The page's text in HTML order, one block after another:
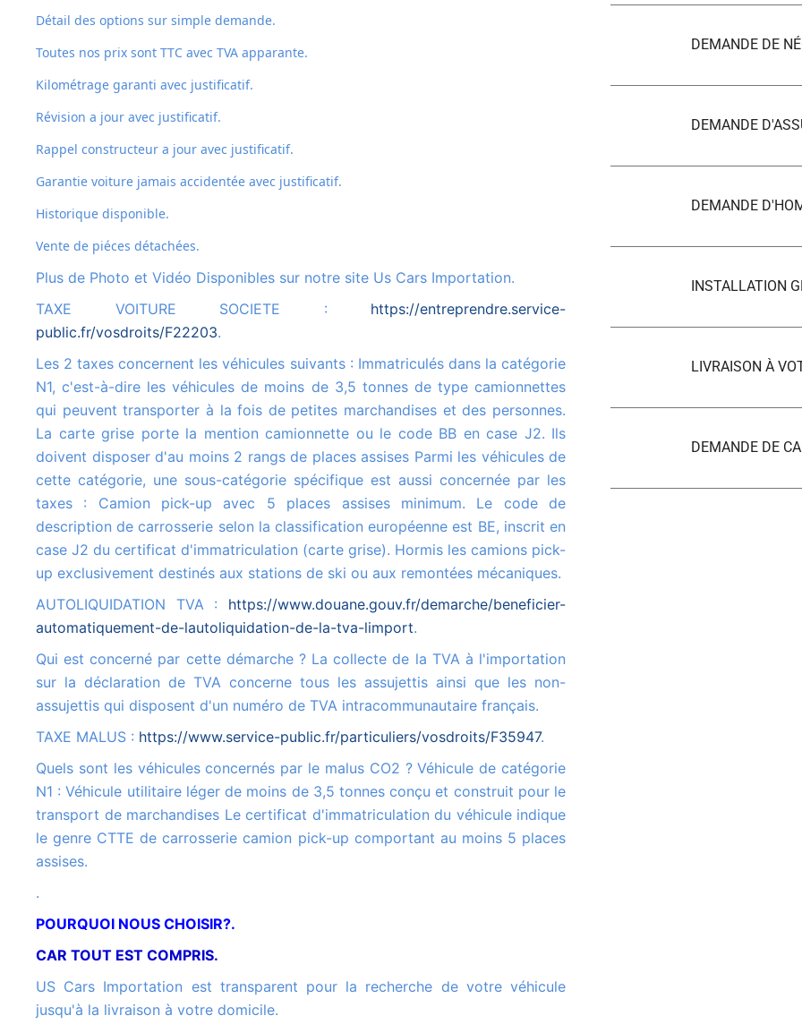
Détail des options sur simple demande.
Toutes nos prix sont TTC avec TVA apparante.
Kilométrage garanti avec justificatif.
Révision a jour avec justificatif.
Rappel constructeur a jour avec justificatif.
Garantie voiture jamais accidentée avec justificatif.
Historique disponible.
Vente de piéces détachées.
Plus de Photo et Vidéo Disponibles sur notre site Us Cars Importation.
TAXE VOITURE SOCIETE : https://entreprendre.service-
public.fr/vosdroits/F22203.
Les 2 taxes concernent les véhicules suivants : Immatriculés dans la catégorie
N1, c'est-à-dire les véhicules de moins de 3,5 tonnes de type camionnettes
qui peuvent transporter à la fois de petites marchandises et des personnes.
La carte grise porte la mention camionnette ou le code BB en case J2. Ils
doivent disposer d'au moins 2 rangs de places assises Parmi les véhicules de
cette catégorie, une sous-catégorie spécifique est aussi concernée par les
taxes : Camion pick-up avec 5 places assises minimum. Le code de
description de carrosserie selon la classification européenne est BE, inscrit en
case J2 du certificat d'immatriculation (carte grise). Hormis les camions pick-
up exclusivement destinés aux stations de ski ou aux remontées mécaniques.
AUTOLIQUIDATION TVA : https://www.douane.gouv.fr/demarche/beneficier-
automatiquement-de-lautoliquidation-de-la-tva-limport.
Qui est concerné par cette démarche ? La collecte de la TVA à l'importation
sur la déclaration de TVA concerne tous les assujettis ainsi que les non-
assujettis qui disposent d'un numéro de TVA intracommunautaire français.
TAXE MALUS : https://www.service-public.fr/particuliers/vosdroits/F35947.
Quels sont les véhicules concernés par le malus CO2 ? Véhicule de catégorie
N1 : Véhicule utilitaire léger de moins de 3,5 tonnes conçu et construit pour le
transport de marchandises Le certificat d'immatriculation du véhicule indique
le genre CTTE de carrosserie camion pick-up comportant au moins 5 places
assises.
.
POURQUOI NOUS CHOISIR?.
CAR TOUT EST COMPRIS.
US Cars Importation est transparent pour la recherche de votre véhicule
jusqu'à la livraison à votre domicile.
DEMANDE DE
DEMANDE
DEMANDE
INSTALLATION
LIVRAISON À
DEMANDE DE